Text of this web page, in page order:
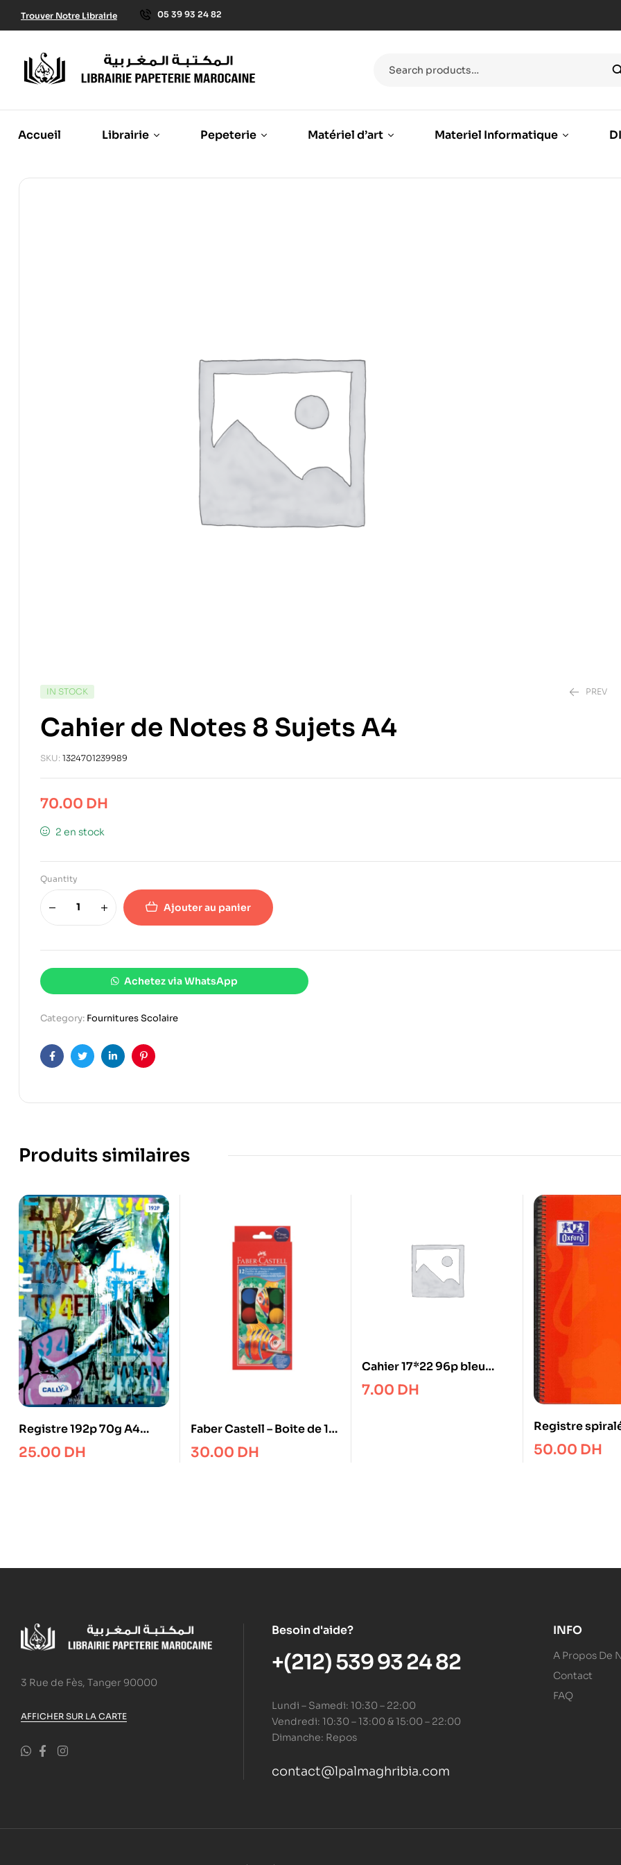
Trouver Notre Librairie 05 39 93 24 82
Accueil Librairie Pepeterie Matériel d’art Materiel Informatique
IN STOCK PREV
Cahier de Notes 8 Sujets A4
SKU: 1324701239989
70.00 DH
2 en stock
Quantity
Ajouter au panier
Achetez via WhatsApp
Category: Fournitures Scolaire
FacebookTwitterLinkedinPinterest
Produits similaires
Registre 192p 70g A4
Couleur Cally
25.00 DH
Faber Castell – Boite de 12
Aquarelles 24 mm
30.00 DH
Cahier 17*22 96p bleu
marine
7.00 DH
Registre
90gr 160p
dure
50.00 DH
3 Rue de Fès, Tanger 90000
AFFICHER SUR LA CARTE
Besoin d'aide?
+(212) 539 93 24 82
Lundi – Samedi: 10:30 – 22:00
Vendredi: 10:30 – 13:00 & 15:00 – 22:00
Dimanche: Repos
contact@lpalmaghribia.com
INFO
A Propos De
Contact
FAQ